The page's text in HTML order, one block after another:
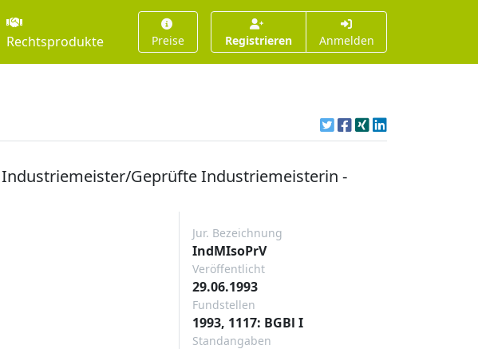
Rechtsprodukte Preise Registrieren Anmelden
Geprüfte Industriemeisterin -
Jur. Bezeichnung
IndMIsoPrV
Veröffentlicht
29.06.1993
Fundstellen
1993, 1117: BGBl I
Standangaben